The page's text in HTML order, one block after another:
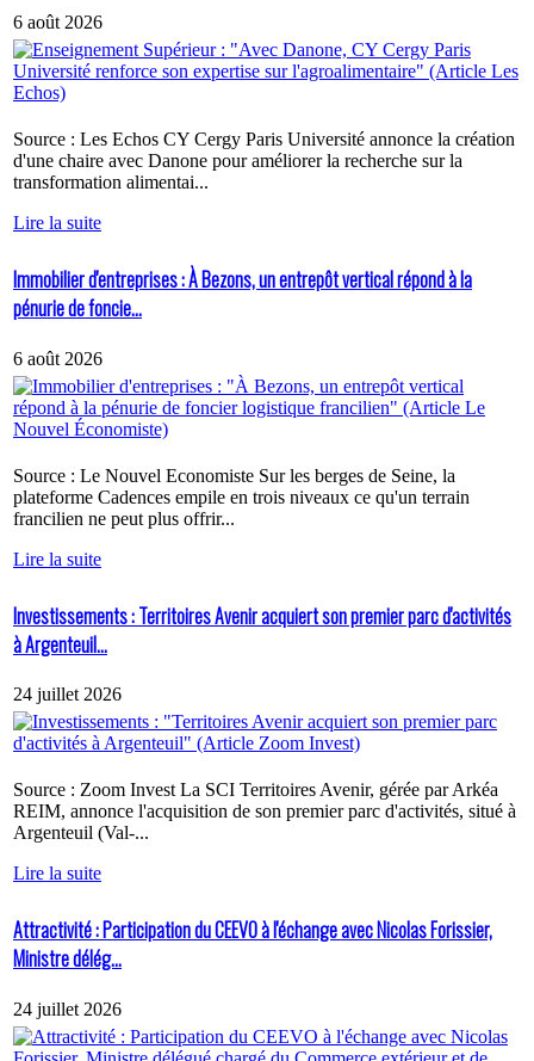
6 août 2026
Source : Les Echos CY Cergy Paris Université annonce la création
d'une chaire avec Danone pour améliorer la recherche sur la
transformation alimentai...
Lire la suite
Immobilier d'entreprises : À Bezons, un entrepôt vertical répond à la
pénurie de foncie...
6 août 2026
Source : Le Nouvel Economiste Sur les berges de Seine, la
plateforme Cadences empile en trois niveaux ce qu'un terrain
francilien ne peut plus offrir...
Lire la suite
Investissements : Territoires Avenir acquiert son premier parc d'activités
à Argenteuil...
24 juillet 2026
Source : Zoom Invest La SCI Territoires Avenir, gérée par Arkéa
REIM, annonce l'acquisition de son premier parc d'activités, situé à
Argenteuil (Val-...
Lire la suite
Attractivité : Participation du CEEVO à l'échange avec Nicolas Forissier,
Ministre délég...
24 juillet 2026